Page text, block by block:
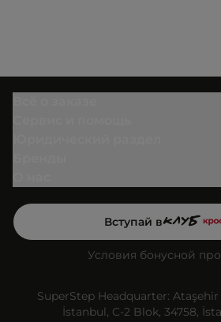
Вступай в
Условия бонусной
SuperStep Headquarter:
İstanbul, C-2 Blok, 34758,